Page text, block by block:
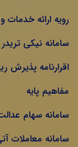
رویه ارائه
سامانه نیکی تریدر
اقرارنامه پذیرش
مفاهیم پایه
سامانه سهام
سامانه معاملات